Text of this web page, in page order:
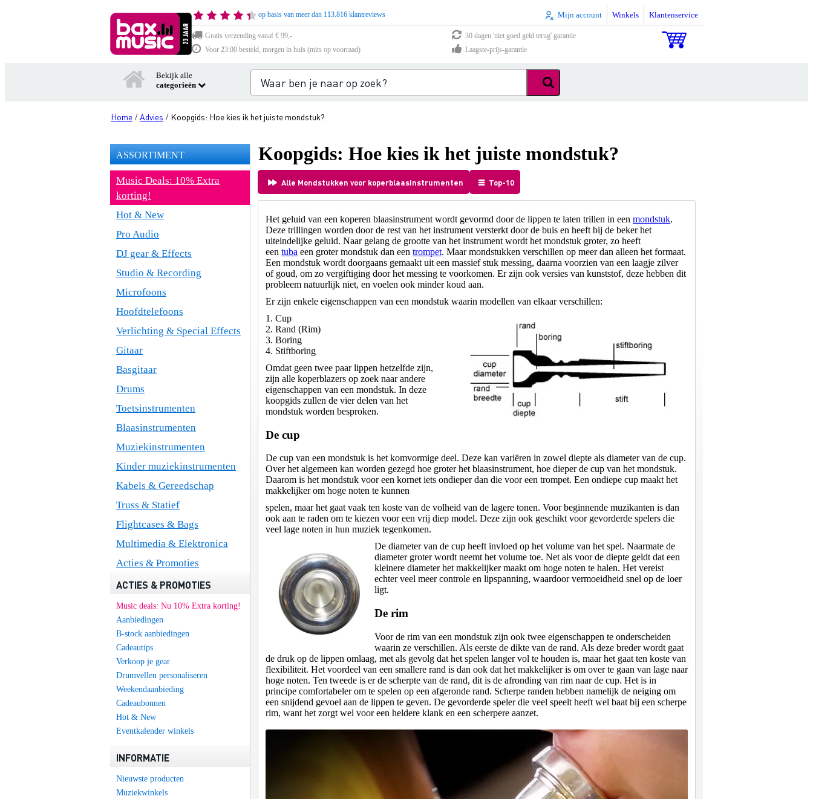
op basis van meer dan 113.816 klantreviews Mijn account Winkels Klantenservice
Gratis verzending vanaf € 99,-
30 dagen 'niet goed geld terug' garantie
Voor 23:00 besteld, morgen in huis (mits op voorraad)
Laagste-prijs-garantie
Bekijk alle
categorieën
Home /Advies / Koopgids: Hoe kies ik het juiste mondstuk?
ASSORTIMENT
Music Deals: 10% Extra
korting!
Hot & New
Pro Audio
DJ gear & Effects
Studio & Recording
Microfoons
Hoofdtelefoons
Verlichting & Special Effects
Gitaar
Basgitaar
Drums
Toetsinstrumenten
Blaasinstrumenten
Muziekinstrumenten
Kinder muziekinstrumenten
Kabels & Gereedschap
Truss & Statief
Flightcases & Bags
Multimedia & Elektronica
Acties & Promoties
ACTIES & PROMOTIES
Music deals: Nu 10% Extra korting!
Aanbiedingen
B-stock aanbiedingen
Cadeautips
Verkoop je gear
Drumvellen personaliseren
Weekendaanbieding
Cadeaubonnen
Hot & New
Eventkalender winkels
INFORMATIE
Nieuwste producten
Muziekwinkels
Koopgids: Hoe kies ik het juiste mondstuk?
Alle Mondstukken voor koperblaasinstrumenten Top-10
Het geluid van een koperen blaasinstrument wordt gevormd door de lippen te laten trillen in een mondstuk.
Deze trillingen worden door de rest van het instrument versterkt door de buis en heeft bij de beker het
uiteindelijke geluid. Naar gelang de grootte van het instrument wordt het mondstuk groter, zo heeft
een tuba een groter mondstuk dan een trompet. Maar mondstukken verschillen op meer dan alleen het formaat.
Een mondstuk wordt doorgaans gemaakt uit een massief stuk messing, daarna voorzien van een laagje zilver
of goud, om zo vergiftiging door het messing te voorkomen. Er zijn ook versies van kunststof, deze hebben dit
probleem natuurlijk niet, en voelen ook minder koud aan.
Er zijn enkele eigenschappen van een mondstuk waarin modellen van elkaar verschillen:
1. Cup
2. Rand (Rim)
3. Boring
4. Stiftboring
Omdat geen twee paar lippen hetzelfde zijn,
zijn alle koperblazers op zoek naar andere
eigenschappen van een mondstuk. In deze
koopgids zullen de vier delen van het
mondstuk worden besproken.
De cup
De cup van een mondstuk is het komvormige deel. Deze kan variëren in zowel diepte als diameter van de cup.
Over het algemeen kan worden gezegd hoe groter het blaasinstrument, hoe dieper de cup van het mondstuk.
Daarom is het mondstuk voor een kornet iets ondieper dan die voor een trompet. Een ondiepe cup maakt het
makkelijker om hoge noten te kunnen
spelen, maar het gaat vaak ten koste van de volheid van de lagere tonen. Voor beginnende muzikanten is dan
ook aan te raden om te kiezen voor een vrij diep model. Deze zijn ook geschikt voor gevorderde spelers die
veel lage noten in hun muziek tegenkomen.
De diameter van de cup heeft invloed op het volume van het spel. Naarmate de
diameter groter wordt neemt het volume toe. Net als voor de diepte geldt dat een
kleinere diameter het makkelijker maakt om hoge noten te halen. Het vereist
echter veel meer controle en lipspanning, waardoor vermoeidheid snel op de loer
ligt.
De rim
Voor de rim van een mondstuk zijn ook twee eigenschappen te onderscheiden
waarin ze verschillen. Als eerste de dikte van de rand. Als deze breder wordt gaat
de druk op de lippen omlaag, met als gevolg dat het spelen langer vol te houden is, maar het gaat ten koste van
flexibiliteit. Het voordeel van een smallere rand is dan ook dat het makkelijker is om over te gaan van lage naar
hoge noten. Ten tweede is er de scherpte van de rand, dit is de afronding van rim naar de cup. Het is in
principe comfortabeler om te spelen op een afgeronde rand. Scherpe randen hebben namelijk de neiging om
een snijdend gevoel aan de lippen te geven. De gevorderde speler die veel speelt heeft wel baat bij een scherpe
rim, want het zorgt wel voor een heldere klank en een scherpere aanzet.